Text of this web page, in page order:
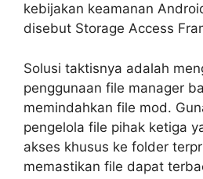
kebijakan keamanan
disebut Storage Access
Solusi taktisnya adalah
penggunaan file manager
memindahkan file mod.
pengelola file pihak ketiga
akses khusus ke folder
memastikan file dapat